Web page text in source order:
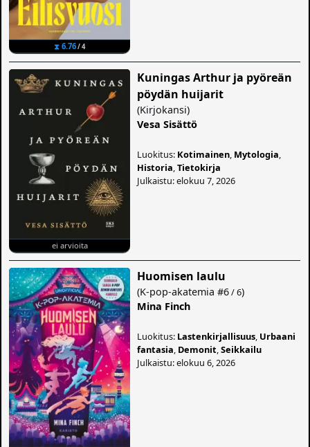
⧗ 6.76/ 4
ei arvioita
Kuningas Arthur ja pyöreän
pöydän huijarit
(Kirjokansi)
Vesa Sisättö
Luokitus: Kotimainen Mytologia
Historia ,Tietokirja
Julkaistu: elokuu 7, 2026
Huomisen laulu
(K-pop-akatemia #6/ 6)
Mina Finch
Luokitus: Lastenkirjallisuus Urbaani
fantasia Demonit ,Seikkailu
Julkaistu: elokuu 6, 2026